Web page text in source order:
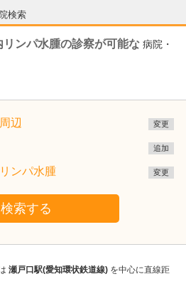
検索
ンパ水腫の診察が可能な 病院・
辺 変更
追加
ンパ水腫 変更
検索する
瀬戸口駅(愛知環状鉄道線) を中心に直線距